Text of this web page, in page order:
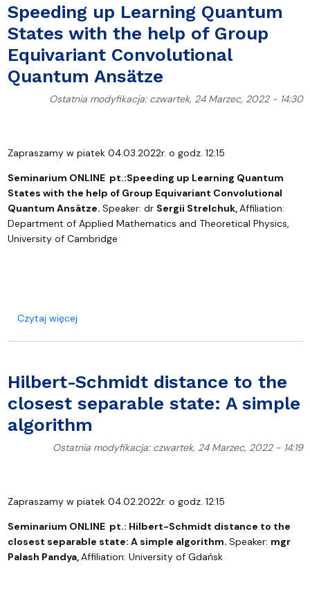
Speeding up Learning Quantum
States with the help of Group
Equivariant Convolutional
Quantum Ansätze
Ostatnia modyfikacja: czwartek, 24 Marzec, 2022 - 14:30
Zapraszamy w piatek 04.03.2022r. o godz. 12:15
Seminarium ONLINE pt.:Speeding up Learning Quantum
States with the help of Group Equivariant Convolutional
Quantum Ansätze. Speaker: dr Sergii Strelchuk, Affiliation:
Department of Applied Mathematics and Theoretical Physics,
University of Cambridge
Czytaj więcejo Speeding up Learning Quantum States with the
Hilbert-Schmidt distance to the
closest separable state: A simple
algorithm
Ostatnia modyfikacja: czwartek, 24 Marzec, 2022 - 14:19
Zapraszamy w piatek 04.02.2022r. o godz. 12:15
Seminarium ONLINE pt.: Hilbert-Schmidt distance to the
closest separable state: A simple algorithm. Speaker: mgr
Palash Pandya, Affiliation: University of Gdańsk